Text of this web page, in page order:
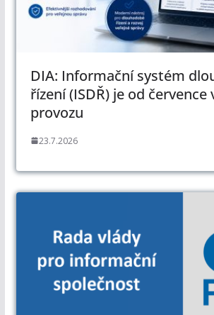
DIA: Informační systém
řízení (ISDŘ) je od července
provozu
23.7.2026